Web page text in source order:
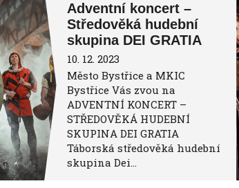
Adventní koncert –
Středověká hudební
skupina DEI GRATIA
10. 12. 2023
Město Bystřice a MKIC
Bystřice Vás zvou na
ADVENTNÍ KONCERT –
STŘEDOVĚKÁ HUDEBNÍ
SKUPINA DEI GRATIA
Táborská středověká hudební
skupina Dei…